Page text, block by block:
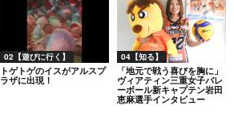
02【遊びに行く】
トゲトゲのイスがアルスプ
ラザに出現！
04【知る】
「地元で戦う喜びを胸に」
ヴィアティン三重女子バレ
ーボール新キャプテン岩田
恵麻選手インタビュー